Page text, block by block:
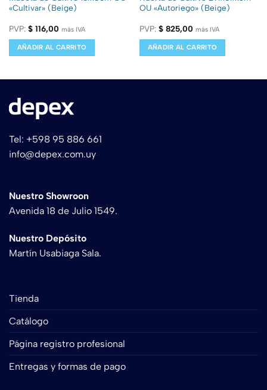
«Cultivar» (Beige)
PVP: $116,00 más IVA
AÑADIR AL CARRITO
OU «Autoriego» (Beige)
PVP: $825,00 más IVA
AÑADIR AL CARRITO
Tel: +598 95 886 661
info@depex.com.uy
Nuestro Showroon
Avenida 18 de Julio 1549.
Nuestro Depósito
Martín Usabiaga Sala.
Tienda
Catálogo
Página registro profesional
Entregas y formas de pago